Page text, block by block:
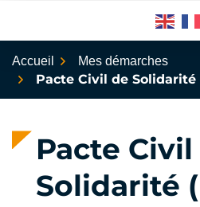
Accueil
Mes démarches
Pacte Civil de Solidarité
Pacte
Solidarité